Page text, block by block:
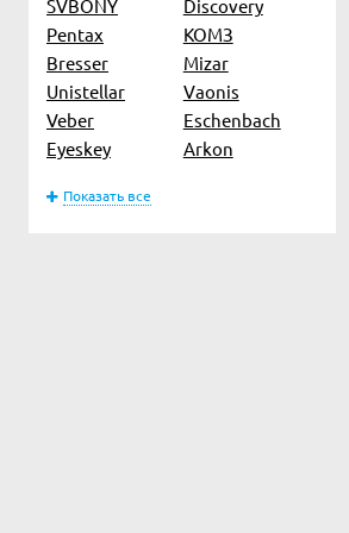
SVBONY
Discovery
Pentax
КОМЗ
Bresser
Mizar
Unistellar
Vaonis
Veber
Eschenbach
Eyeskey
Arkon
Показать все